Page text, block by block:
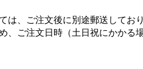
は、ご注文後に別途郵送しており
、ご注文日時（土日祝にかかる